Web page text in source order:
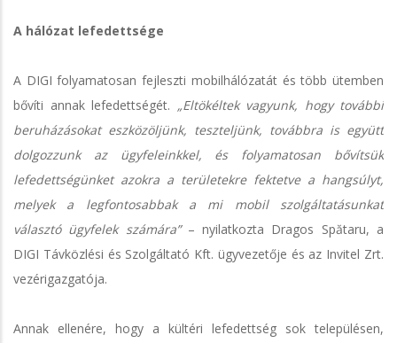
A hálózat lefedettsége
A DIGI folyamatosan fejleszti mobilhálózatát és több ütemben
bővíti annak lefedettségét. „Eltökéltek vagyunk, hogy további
beruházásokat eszközöljünk, teszteljünk, továbbra is együtt
dolgozzunk az ügyfeleinkkel, és folyamatosan bővítsük
lefedettségünket azokra a területekre fektetve a hangsúlyt,
melyek a legfontosabbak a mi mobil szolgáltatásunkat
választó ügyfelek számára”– nyilatkozta Dragos Spătaru, a
DIGI Távközlési és Szolgáltató Kft. ügyvezetője és az Invitel Zrt.
vezérigazgatója.
Annak ellenére, hogy a kültéri lefedettség sok településen,